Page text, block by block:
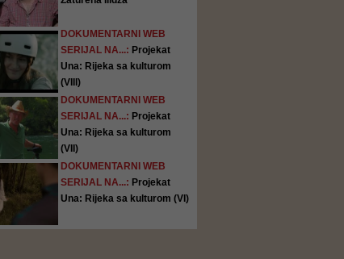
DOKUMENTARNI WEB
SERIJAL NA...: Projekat
Una: Rijeka sa kulturom
(VIII)
DOKUMENTARNI WEB
SERIJAL NA...: Projekat
Una: Rijeka sa kulturom
(VII)
DOKUMENTARNI WEB
SERIJAL NA...: Projekat
Una: Rijeka sa kulturom (VI)